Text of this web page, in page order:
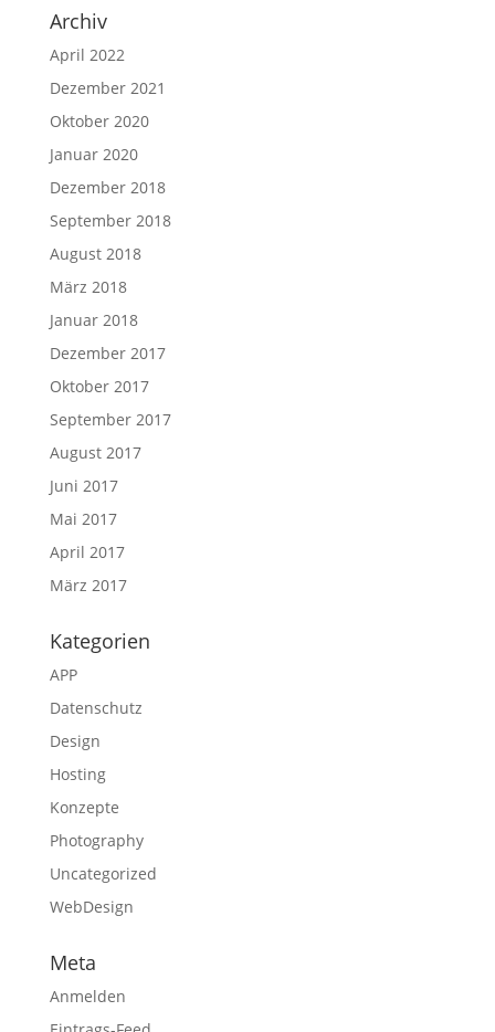
Archiv
April 2022
Dezember 2021
Oktober 2020
Januar 2020
Dezember 2018
September 2018
August 2018
März 2018
Januar 2018
Dezember 2017
Oktober 2017
September 2017
August 2017
Juni 2017
Mai 2017
April 2017
März 2017
Kategorien
APP
Datenschutz
Design
Hosting
Konzepte
Photography
Uncategorized
WebDesign
Meta
Anmelden